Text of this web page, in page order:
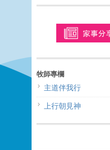
牧師專欄
主道伴我行
上行朝見神